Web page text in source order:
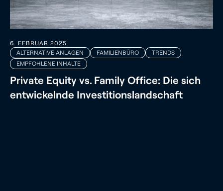
6. FEBRUAR 2025
ALTERNATIVE ANLAGEN
FAMILIENBÜRO
TRENDS
EMPFOHLENE INHALTE
Private Equity vs. Family Office: Die sich
entwickelnde Investitionslandschaft